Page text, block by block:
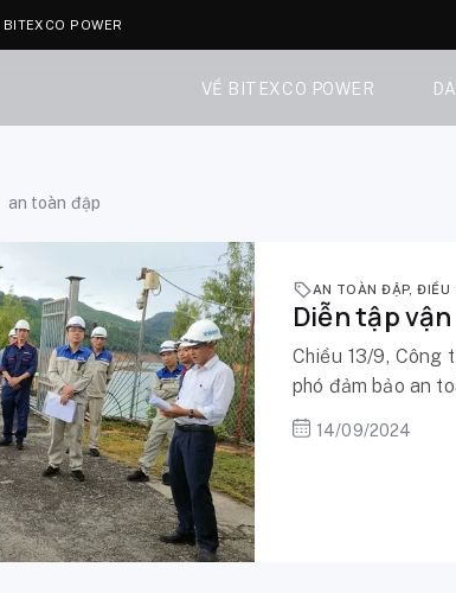
BITEXCO POWER
VỀ BITEXCO POWER
an toàn đập
AN TOÀN ĐẬP,ĐIỀU
Diễn tập
Chiều 13/9,
phó đảm bảo an
14/09/2024